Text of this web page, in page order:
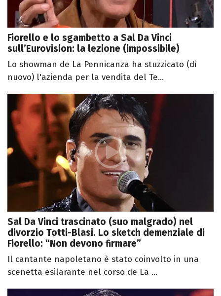
Fiorello e lo sgambetto a Sal Da Vinci
sull’Eurovision: la lezione (impossibile)
Lo showman de La Pennicanza ha stuzzicato (di
nuovo) l'azienda per la vendita del Te...
Sal Da Vinci trascinato (suo malgrado) nel
divorzio Totti-Blasi. Lo sketch demenziale di
Fiorello: “Non devono firmare”
Il cantante napoletano è stato coinvolto in una
scenetta esilarante nel corso de La ...